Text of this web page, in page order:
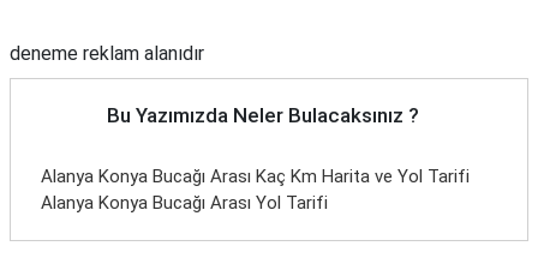
deneme reklam alanıdır
Bu Yazımızda Neler Bulacaksınız ?
Alanya Konya Bucağı Arası Kaç Km Harita ve Yol Tarifi
Alanya Konya Bucağı Arası Yol Tarifi